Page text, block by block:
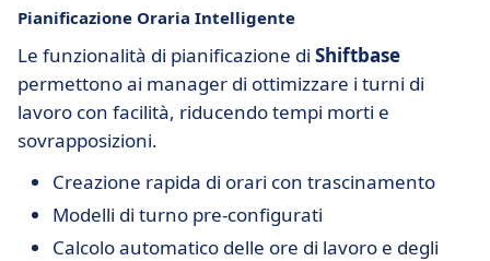
Pianificazione Oraria Intelligente
Le funzionalità di pianificazione di Shiftbase
permettono ai manager di ottimizzare i turni di
lavoro con facilità, riducendo tempi morti e
sovrapposizioni.
Creazione rapida di orari con trascinamento
Modelli di turno pre-configurati
Calcolo automatico delle ore di lavoro e degli